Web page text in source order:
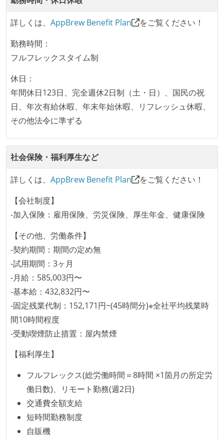
ムのメンバーが、ユーザーインタビューに参加してい
る
OS やエディタ、IDE といった個人の環境は、各自の責
任で好きなものを使うことができる
参加している
タスクの見積もりは、実装を担当するメンバーが中心
となって行う
全体のスケジュール管理は、途中の成果を随時確認し
ながら、納期または盛り込む機能を柔軟に調整する形
で行う
コード品質向上のための取り組み
本番にデプロイされるコードには、全てコードレビュ
ーまたはペアプログラミングを実施している
観をメンバー全員が共有しており、日常的に実施して
いる
提出されたコードには自動的にリグレッションテスト
が実行される環境が構築されている
テストの実施度
機能の実装と同時にテストコードを記述している
アジャイル実践状況
1ヶ月以下の短い期間でのイテレーション開発を実践
している
デイリーでスタンドアップミーティング、またはそれ
に準じるチーム内の打ち合わせを行っている
イテレーションの最後などに、定期的にチームでふり
かえりミーティングを行っている
詳しくは、 AppBrew Benefit Plan
をご覧ください！
勤務時間：
フルフレックスタイム制
休日：
年間休日123日、完全週休2日制（土・日）、国民の祝
日、年次有給休暇、年末年始休暇、リフレッシュ休暇、
その他法令に準ずる
社会保険・福利厚生など
詳しくは、 AppBrew Benefit Plan
をご覧ください！
【会社制度】
-加入保険：雇用保険、労災保険、厚生年金、健康保険
【その他、労働条件】
-契約期間：期間の定め無
-試用期間：3ヶ月
-月給：585,003円〜
-基本給：432,832円〜
-固定残業代制：152,171円~(45時間分)※全社平均残業時
間10時間程度
-受動喫煙防止措置：屋内禁煙
【福利厚生】
フルフレックス(総労働時間＝8時間 ×1箇月の所定労
働日数)、リモート勤務(週2日)
交通費全額支給
短時間勤務制度
自販機